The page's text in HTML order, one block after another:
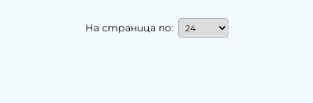
На страница по: